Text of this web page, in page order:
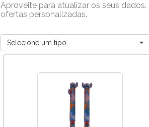
Aproveite para atualizar os seus
ofertas personalizadas.
Selecione um tipo